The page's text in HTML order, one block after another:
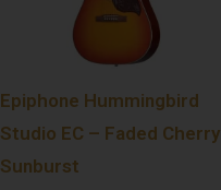
Epiphone Hummingbird
Studio EC – Faded Cherry
Sunburst